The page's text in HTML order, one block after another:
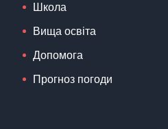
Школа
Вища освіта
Допомога
Прогноз погоди